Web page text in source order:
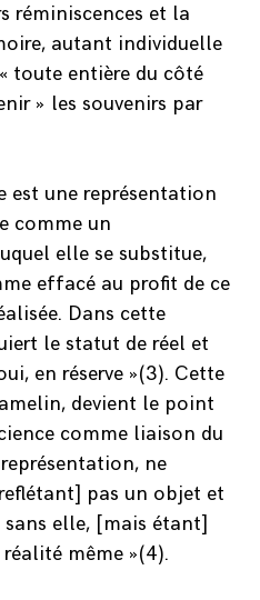
réminiscences et la
autant individuelle
toute entière du côté
» les souvenirs par
est une représentation
comme un
elle se substitue,
effacé au profit de ce
Dans cette
le statut de réel et
en réserve »(3). Cette
devient le point
comme liaison du
ne
pas un objet et
elle, [mais étant]
même »(4).